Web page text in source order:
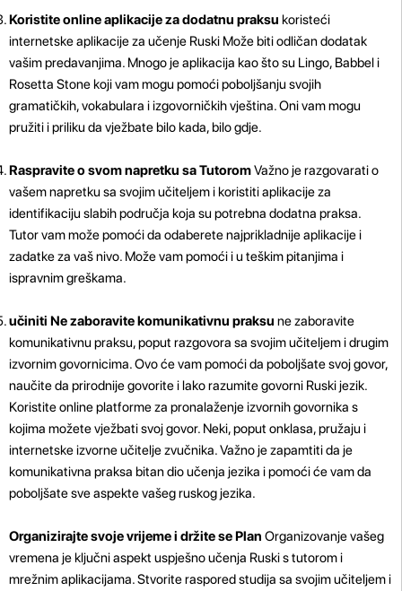
Koristite online aplikacije za dodatnu praksu koristeći
internetske aplikacije za učenje Ruski Može biti odličan dodatak
vašim predavanjima. Mnogo je aplikacija kao što su Lingo, Babbel i
Rosetta Stone koji vam mogu pomoći poboljšanju svojih
gramatičkih, vokabulara i izgovorničkih vještina. Oni vam mogu
pružiti i priliku da vježbate bilo kada, bilo gdje.
Raspravite o svom napretku sa TutoromVažno je razgovarati o
vašem napretku sa svojim učiteljem i koristiti aplikacije za
identifikaciju slabih područja koja su potrebna dodatna praksa.
Tutor vam može pomoći da odaberete najprikladnije aplikacije i
zadatke za vaš nivo. Može vam pomoći i u teškim pitanjima i
ispravnim greškama.
učiniti Ne zaboravite komunikativnu praksu ne zaboravite
komunikativnu praksu, poput razgovora sa svojim učiteljem i drugim
izvornim govornicima. Ovo će vam pomoći da poboljšate svoj govor,
naučite da prirodnije govorite i lako razumite govorni Ruski jezik.
Koristite online platforme za pronalaženje izvornih govornika s
kojima možete vježbati svoj govor. Neki, poput onklasa, pružaju i
internetske izvorne učitelje zvučnika. Važno je zapamtiti da je
komunikativna praksa bitan dio učenja jezika i pomoći će vam da
poboljšate sve aspekte vašeg ruskog jezika.
Organizirajte svoje vrijeme i držite se Plan Organizovanje vašeg
vremena je ključni aspekt uspješno učenja Ruski s tutorom i
mrežnim aplikacijama. Stvorite raspored studija sa svojim učiteljem i